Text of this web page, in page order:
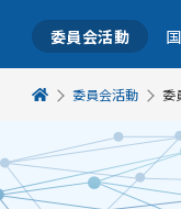
委員会活動
委員会活動 委